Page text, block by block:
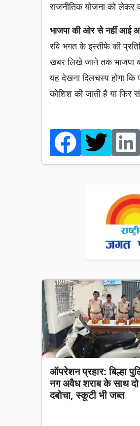
राजनीतिक योजना को लेकर
भाजपा की ओर से नहीं आई
रवि भगत के इस्तीफे की
खबर लिखे जाने तक भाजपा
यह देखना दिलचस्प होगा
कोशिश की जाती है या फिर
ऑपरेशन प्रहार: बिल्हा
नग अवैध शराब के साथ
दबोचा, स्कूटी भी जब्त